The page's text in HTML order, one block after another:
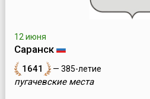
12 июня
Саранск
1641 — 385-летие
пугачевские места